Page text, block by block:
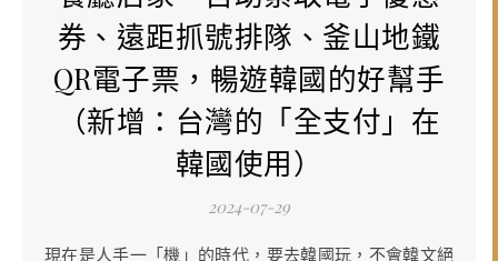
券、遠距抓號排隊、釜山地鐵
QR電子票，暢遊韓國的好幫手
（新增：台灣的「全支付」在
韓國使用）
2024-07-29
現在是人手一「機」的時代，要去韓國玩，不會韓文絕